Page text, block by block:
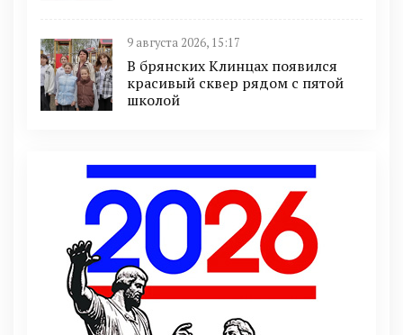
9 августа 2026, 15:17
В брянских Клинцах появился
красивый сквер рядом с пятой
школой